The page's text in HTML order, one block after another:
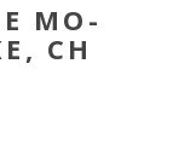
MO-
CH